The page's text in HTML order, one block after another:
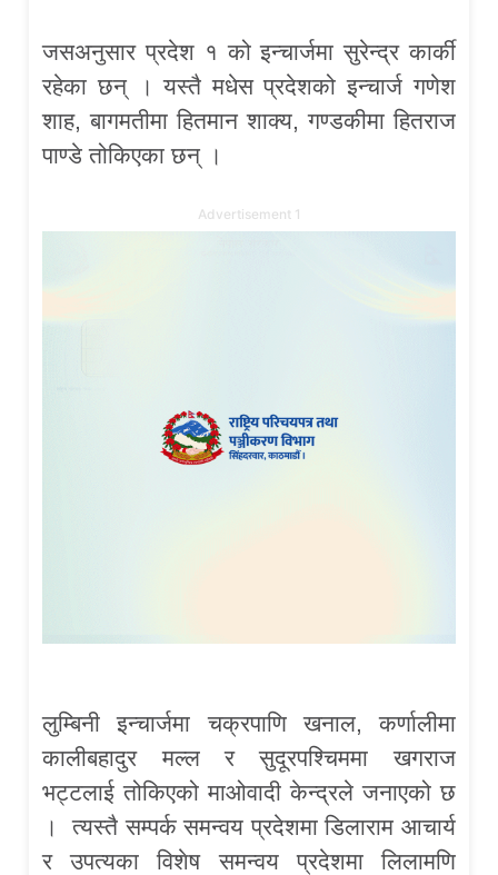
जसअनुसार प्रदेश १ को इन्चार्जमा सुरेन्द्र कार्की
रहेका छन् । यस्तै मधेस प्रदेशको इन्चार्ज गणेश
शाह, बागमतीमा हितमान शाक्य, गण्डकीमा हितराज
पाण्डे तोकिएका छन् ।
Advertisement 1
लुम्बिनी इन्चार्जमा चक्रपाणि खनाल, कर्णालीमा
कालीबहादुर मल्ल र सुदूरपश्चिममा खगराज
भट्टलाई तोकिएको माओवादी केन्द्रले जनाएको छ
। त्यस्तै सम्पर्क समन्वय प्रदेशमा डिलाराम आचार्य
र उपत्यका विशेष समन्वय प्रदेशमा लिलामणि